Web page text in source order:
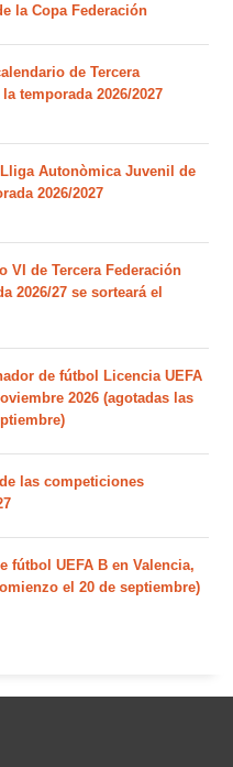
la Copa Federación
de Tercera
temporada 2026/2027
Autonòmica Juvenil de
2026/2027
VI de Tercera Federación
2026/27 se sorteará el
de fútbol Licencia UEFA
2026 (agotadas las
las competiciones
fútbol UEFA B en Valencia,
el 20 de septiembre)